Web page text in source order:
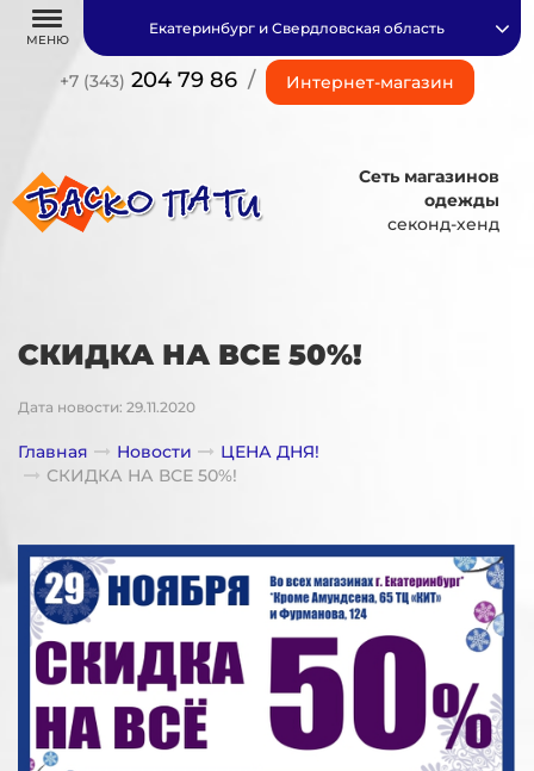
МЕНЮ
+7 (343) 204 79 86 / Интернет-магазин
Екатеринбург и Свердловская область
Сеть магазинов
одежды
секонд-хенд
СКИДКА НА ВСЕ 50%!
Дата новости: 29.11.2020
Главная Новости
ЦЕНА ДНЯ!
СКИДКА НА ВСЕ 50%!